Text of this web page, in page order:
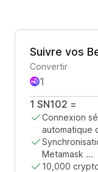
Suivre vos
Convertir
1 SN102 =
Connexion
automatique
Metamask ...
10,000